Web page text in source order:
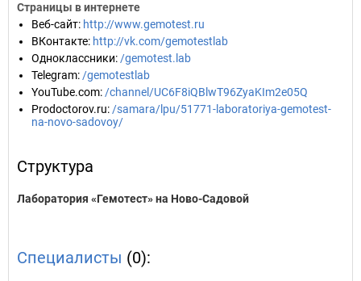
Страницы в интернете
Веб-сайт: http://www.gemotest.ru
ВКонтакте: http://vk.com/gemotestlab
Одноклассники: /gemotest.lab
Telegram: /gemotestlab
YouTube.com: /channel/UC6F8iQBlwT96ZyaKIm2e05Q
Prodoctorov.ru: /samara/lpu/51771-laboratoriya-gemotest-
na-novo-sadovoy/
Структура
Лаборатория «Гемотест» на Ново-Садовой
Специалисты (0):